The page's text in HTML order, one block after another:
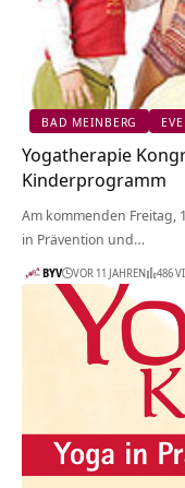
BAD MEINBERG
Yogatherapie
Kinderprogramm
Am kommenden Freitag,
in Prävention und…
BYV VOR 11 JAHREN 486